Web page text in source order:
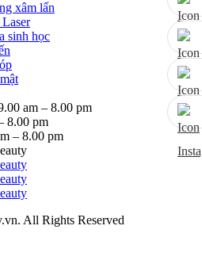
xâm lấn
sinh học
am – 8.00 pm
8.00 pm
– 8.00 pm
All Rights Reserved